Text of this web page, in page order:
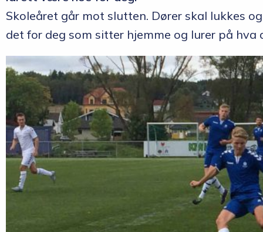
Skoleåret går mot slutten. Dører skal lukkes
det for deg som sitter hjemme og lurer på hva